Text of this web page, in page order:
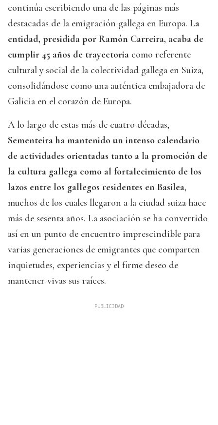
continúa escribiendo una de las páginas más
destacadas de la emigración gallega en Europa. La
entidad, presidida por Ramón Carreira, acaba de
cumplir 45 años de trayectoria como referente
cultural y social de la colectividad gallega en Suiza,
consolidándose como una auténtica embajadora de
Galicia en el corazón de Europa.
A lo largo de estas más de cuatro décadas,
Sementeira ha mantenido un intenso calendario
de actividades orientadas tanto a la promoción de
la cultura gallega como al fortalecimiento de los
lazos entre los gallegos residentes en Basilea,
muchos de los cuales llegaron a la ciudad suiza hace
más de sesenta años. La asociación se ha convertido
así en un punto de encuentro imprescindible para
varias generaciones de emigrantes que comparten
inquietudes, experiencias y el firme deseo de
mantener vivas sus raíces.